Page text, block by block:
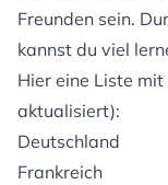
Freunden sein.
kannst du viel
Hier eine Liste
aktualisiert):
Deutschland
Frankreich